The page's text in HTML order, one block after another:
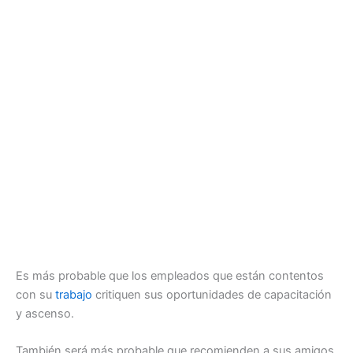
Es más probable que los empleados que están contentos
con su trabajo critiquen sus oportunidades de capacitación
y ascenso.